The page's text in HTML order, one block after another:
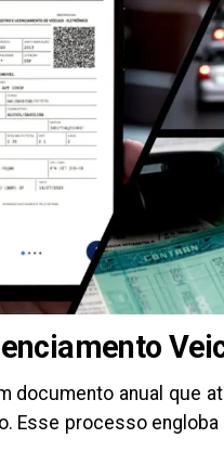
documento anual que
Esse processo